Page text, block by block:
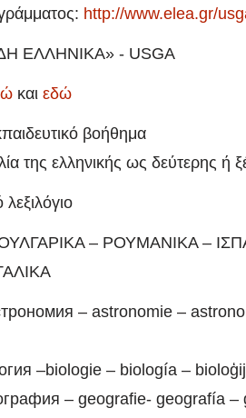
http://www.elea.gr/
ΕΛΛΗΝΙΚΑ» - USGA
και εδώ
βοήθημα
της ελληνικής ως δεύτερης ή
λεξιλόγιο
– ΡΟΥΜΑΝΙΚΑ –
– astronomie –
–biologie – biología –
– geografie- geografía –